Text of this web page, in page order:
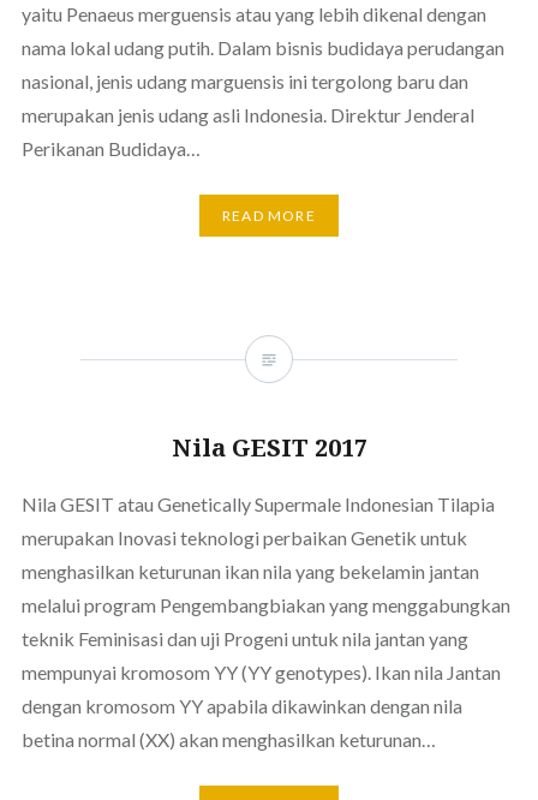
yaitu Penaeus merguensis atau yang lebih dikenal dengan
nama lokal udang putih. Dalam bisnis budidaya perudangan
nasional, jenis udang marguensis ini tergolong baru dan
merupakan jenis udang asli Indonesia. Direktur Jenderal
Perikanan Budidaya…
READ MORE
Nila GESIT 2017
Nila GESIT atau Genetically Supermale Indonesian Tilapia
merupakan Inovasi teknologi perbaikan Genetik untuk
menghasilkan keturunan ikan nila yang bekelamin jantan
melalui program Pengembangbiakan yang menggabungkan
teknik Feminisasi dan uji Progeni untuk nila jantan yang
mempunyai kromosom YY (YY genotypes). Ikan nila Jantan
dengan kromosom YY apabila dikawinkan dengan nila
betina normal (XX) akan menghasilkan keturunan…